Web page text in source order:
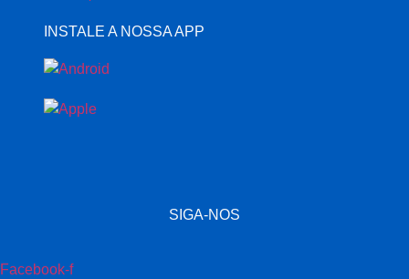
INSTALE A NOSSA APP
SIGA-NOS
Facebook-f